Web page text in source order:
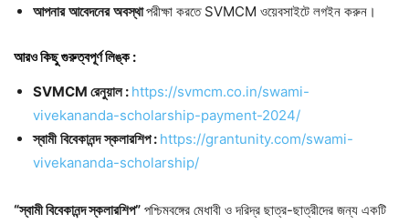
আপনার আবেদনের অবস্থাপরীক্ষা করতে SVMCM ওয়েবসাইটে লগইন করুন।
আরওকিছুগুরুত্বপূর্ণলিঙ্ক:
SVMCM রেনুয়াল: https://svmcm.co.in/swami-
vivekananda-scholarship-payment-2024/
স্বামী বিবেকানন্দ স্কলারশিপ: https://grantunity.com/swami-
vivekananda-scholarship/
“স্বামী বিবেকানন্দ স্কলারশিপ” পশ্চিমবঙ্গের মেধাবী ও দরিদ্র ছাত্র-ছাত্রীদের জন্য একটি